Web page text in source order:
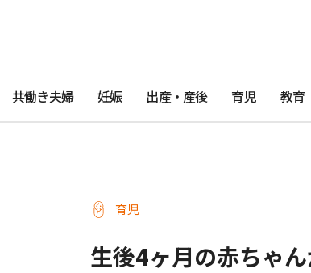
共働き夫婦 妊娠 出産・産後 育児 教育
育児
生後4ヶ月の赤ちゃ